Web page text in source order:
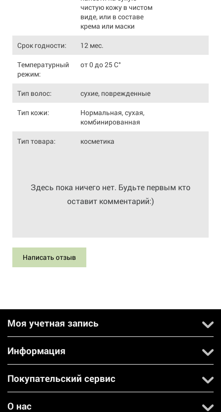
чистую кожу в чистом
виде, или в составе
крема или маски
Срок годности: 12 мес.
Температурный
режим:
от 0 до 25 С°
Тип волос: сухие, поврежденные
Тип кожи:
Нормальная, сухая,
комбинированная
Тип товара: косметика
Здесь пока ничего нет. Будьте первым кто
оставит комментарий:)
Написать отзыв
Моя учетная запись
Информация
Покупательский сервис
О нас